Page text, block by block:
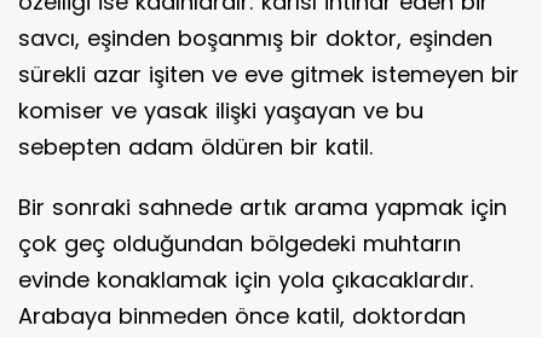
savcı, eşinden boşanmış bir doktor, eşinden
sürekli azar işiten ve eve gitmek istemeyen bir
komiser ve yasak ilişki yaşayan ve bu
sebepten adam öldüren bir katil.
Bir sonraki sahnede artık arama yapmak için
çok geç olduğundan bölgedeki muhtarın
evinde konaklamak için yola çıkacaklardır.
Arabaya binmeden önce katil, doktordan